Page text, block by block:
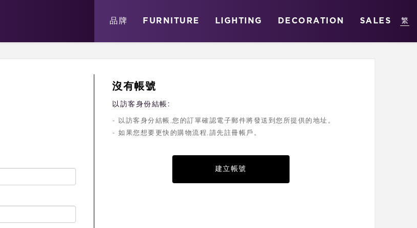
品牌 FURNITURE LIGHTING DECORATION SALES
沒有帳號
以訪客身份結帳:
- 以訪客身分結帳,您的訂單確認電子郵件將發送到您所提供的地址。
- 如果您想要更快的購物流程,請先註冊帳戶。
建立帳號